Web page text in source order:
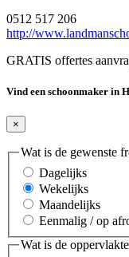
0512 517 206
http://
GRATIS offertes
Vind een schoonmaker in
×
Wat is de gewenste
Dagelijks
Wekelijks
Maandelijks
Eenmalig / op
Wat is de